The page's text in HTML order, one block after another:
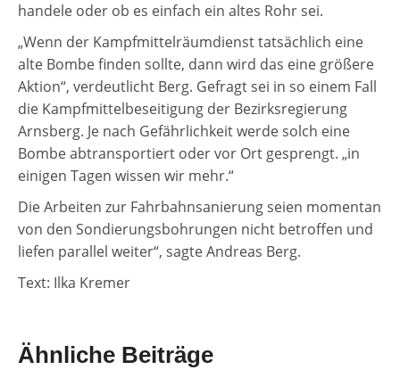
handele oder ob es einfach ein altes Rohr sei.
„Wenn der Kampfmittelräumdienst tatsächlich eine
alte Bombe finden sollte, dann wird das eine größere
Aktion“, verdeutlicht Berg. Gefragt sei in so einem Fall
die Kampfmittelbeseitigung der Bezirksregierung
Arnsberg. Je nach Gefährlichkeit werde solch eine
Bombe abtransportiert oder vor Ort gesprengt. „in
einigen Tagen wissen wir mehr.“
Die Arbeiten zur Fahrbahnsanierung seien momentan
von den Sondierungsbohrungen nicht betroffen und
liefen parallel weiter“, sagte Andreas Berg.
Text: Ilka Kremer
Ähnliche Beiträge